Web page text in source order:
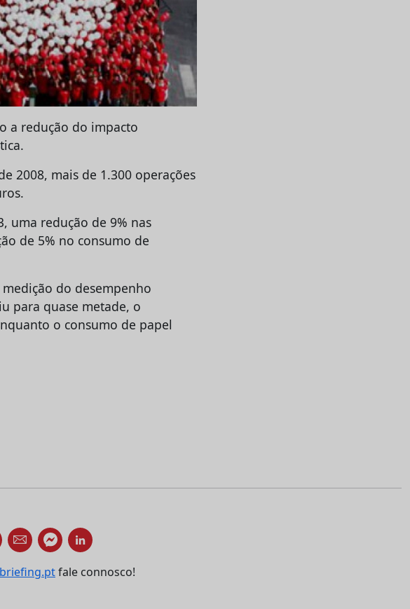
a redução do impacto
2008, mais de 1.300 operações
uma redução de 9% nas
de 5% no consumo de
do desempenho
para quase metade, o
o consumo de papel
fale connosco!